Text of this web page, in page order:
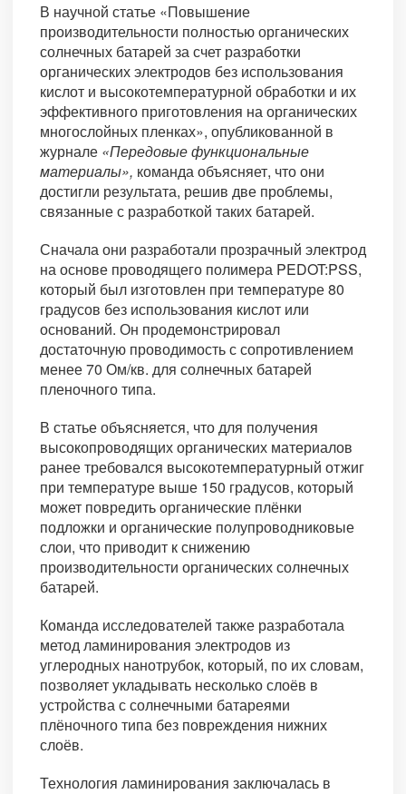
В научной статье «Повышение
производительности полностью органических
солнечных батарей за счет разработки
органических электродов без использования
кислот и высокотемпературной обработки и их
эффективного приготовления на органических
многослойных пленках», опубликованной в
журнале «Передовые функциональные
материалы», команда объясняет, что они
достигли результата, решив две проблемы,
связанные с разработкой таких батарей.
Сначала они разработали прозрачный электрод
на основе проводящего полимера PEDOT:PSS,
который был изготовлен при температуре 80
градусов без использования кислот или
оснований. Он продемонстрировал
достаточную проводимость с сопротивлением
менее 70 Ом/кв. для солнечных батарей
пленочного типа.
В статье объясняется, что для получения
высокопроводящих органических материалов
ранее требовался высокотемпературный отжиг
при температуре выше 150 градусов, который
может повредить органические плёнки
подложки и органические полупроводниковые
слои, что приводит к снижению
производительности органических солнечных
батарей.
Команда исследователей также разработала
метод ламинирования электродов из
углеродных нанотрубок, который, по их словам,
позволяет укладывать несколько слоёв в
устройства с солнечными батареями
плёночного типа без повреждения нижних
слоёв.
Технология ламинирования заключалась в